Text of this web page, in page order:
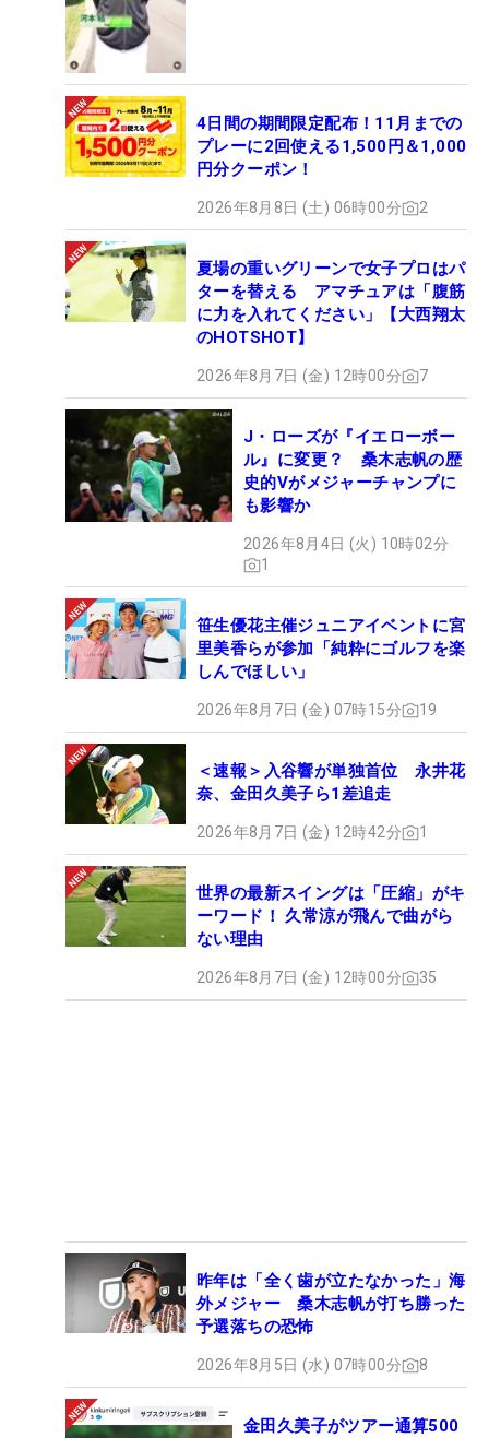
18.出場資格を持たない、5月25日付の世界ランキン
グ上位75人
桑木志帆、高橋彩華
20.予選会通過者など
後藤未有、尾関彩美悠、早川夏未、吉田優利
4日間の期間限定配布！11月までの
プレーに2回使える1,500円＆1,000
円分クーポン！
2026年8月8日 (土) 06時00分 2
夏場の重いグリーンで女子プロはパ
ターを替える アマチュアは「腹筋
に力を入れてください」【大西翔太
のHOTSHOT】
2026年8月7日 (金) 12時00分 7
J・ローズが『イエローボー
ル』に変更？ 桑木志帆の歴
史的Vがメジャーチャンプに
も影響か
2026年8月4日 (火) 10時02分
1
笹生優花主催ジュニアイベントに宮
里美香らが参加「純粋にゴルフを楽
しんでほしい」
2026年8月7日 (金) 07時15分 19
＜速報＞入谷響が単独首位 永井花
奈、金田久美子ら1差追走
2026年8月7日 (金) 12時42分 1
世界の最新スイングは「圧縮」がキ
ーワード！ 久常涼が飛んで曲がら
ない理由
2026年8月7日 (金) 12時00分 35
昨年は「全く歯が立たなかった」海
外メジャー 桑木志帆が打ち勝った
予選落ちの恐怖
2026年8月5日 (水) 07時00分 8
金田久美子がツアー通算500